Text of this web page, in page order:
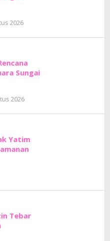
2026
Junaedi
Sungai
2026
Junaedi
Yatim
Tebar